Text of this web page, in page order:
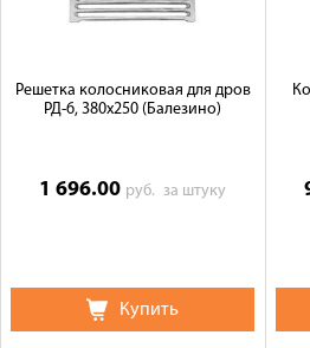
Решетка колосниковая для дров
РД-6, 380х250 (Балезино)
1 696.00 руб.за штуку
Купить